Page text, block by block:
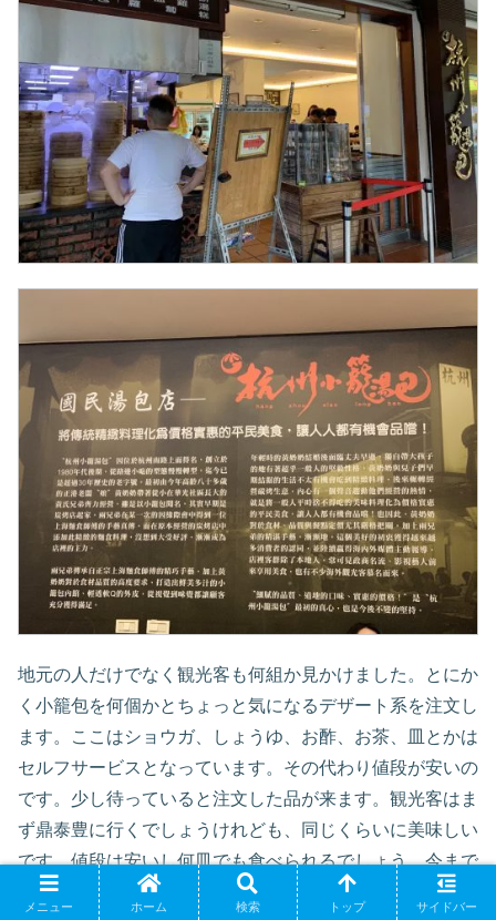
地元の人だけでなく観光客も何組か見かけました。とにか
く小籠包を何個かとちょっと気になるデザート系を注文し
ます。ここはショウガ、しょうゆ、お酢、お茶、皿とかは
セルフサービスとなっています。その代わり値段が安いの
です。少し待っていると注文した品が来ます。観光客はま
ず鼎泰豊に行くでしょうけれども、同じくらいに美味しい
です。値段は安いし何皿でも食べられるでしょう。今まで
はビールを飲んでしましたが、今回お茶と一緒に食べてみ
メニュー ホーム 検索 トップ サイドバー